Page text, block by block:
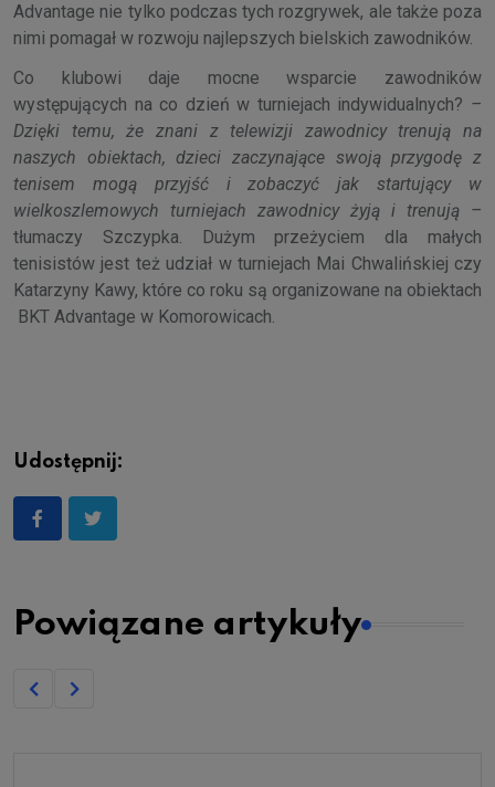
Advantage nie tylko podczas tych rozgrywek, ale także poza
nimi pomagał w rozwoju najlepszych bielskich zawodników.
Co klubowi daje mocne wsparcie zawodników
występujących na co dzień w turniejach indywidualnych? –
Dzięki temu, że znani z telewizji zawodnicy trenują na
naszych obiektach, dzieci zaczynające swoją przygodę z
tenisem mogą przyjść i zobaczyć jak startujący w
wielkoszlemowych turniejach zawodnicy żyją i trenują –
tłumaczy Szczypka. Dużym przeżyciem dla małych
tenisistów jest też udział w turniejach Mai Chwalińskiej czy
Katarzyny Kawy, które co roku są organizowane na obiektach
BKT Advantage w Komorowicach.
Udostępnij:
Powiązane artykuły